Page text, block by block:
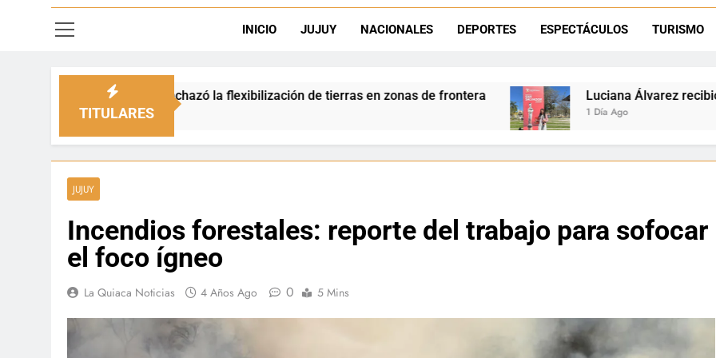
Día del Niño en La Quiaca: el municipio prepara una gran
INICIO JUJUY NACIONALES DEPORTES ESPECTÁCULOS TURISMO
TITULARES
rechazó la flexibilización de tierras en zonas de frontera Luciana Álvarez recibió el Premio San
JUJUY
Incendios forestales: reporte del trabajo para sofocar
el foco ígneo
La Quiaca Noticias 4 Años Ago 0 5 Mins